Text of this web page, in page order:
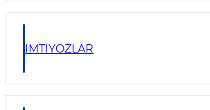
IMTIYOZLAR